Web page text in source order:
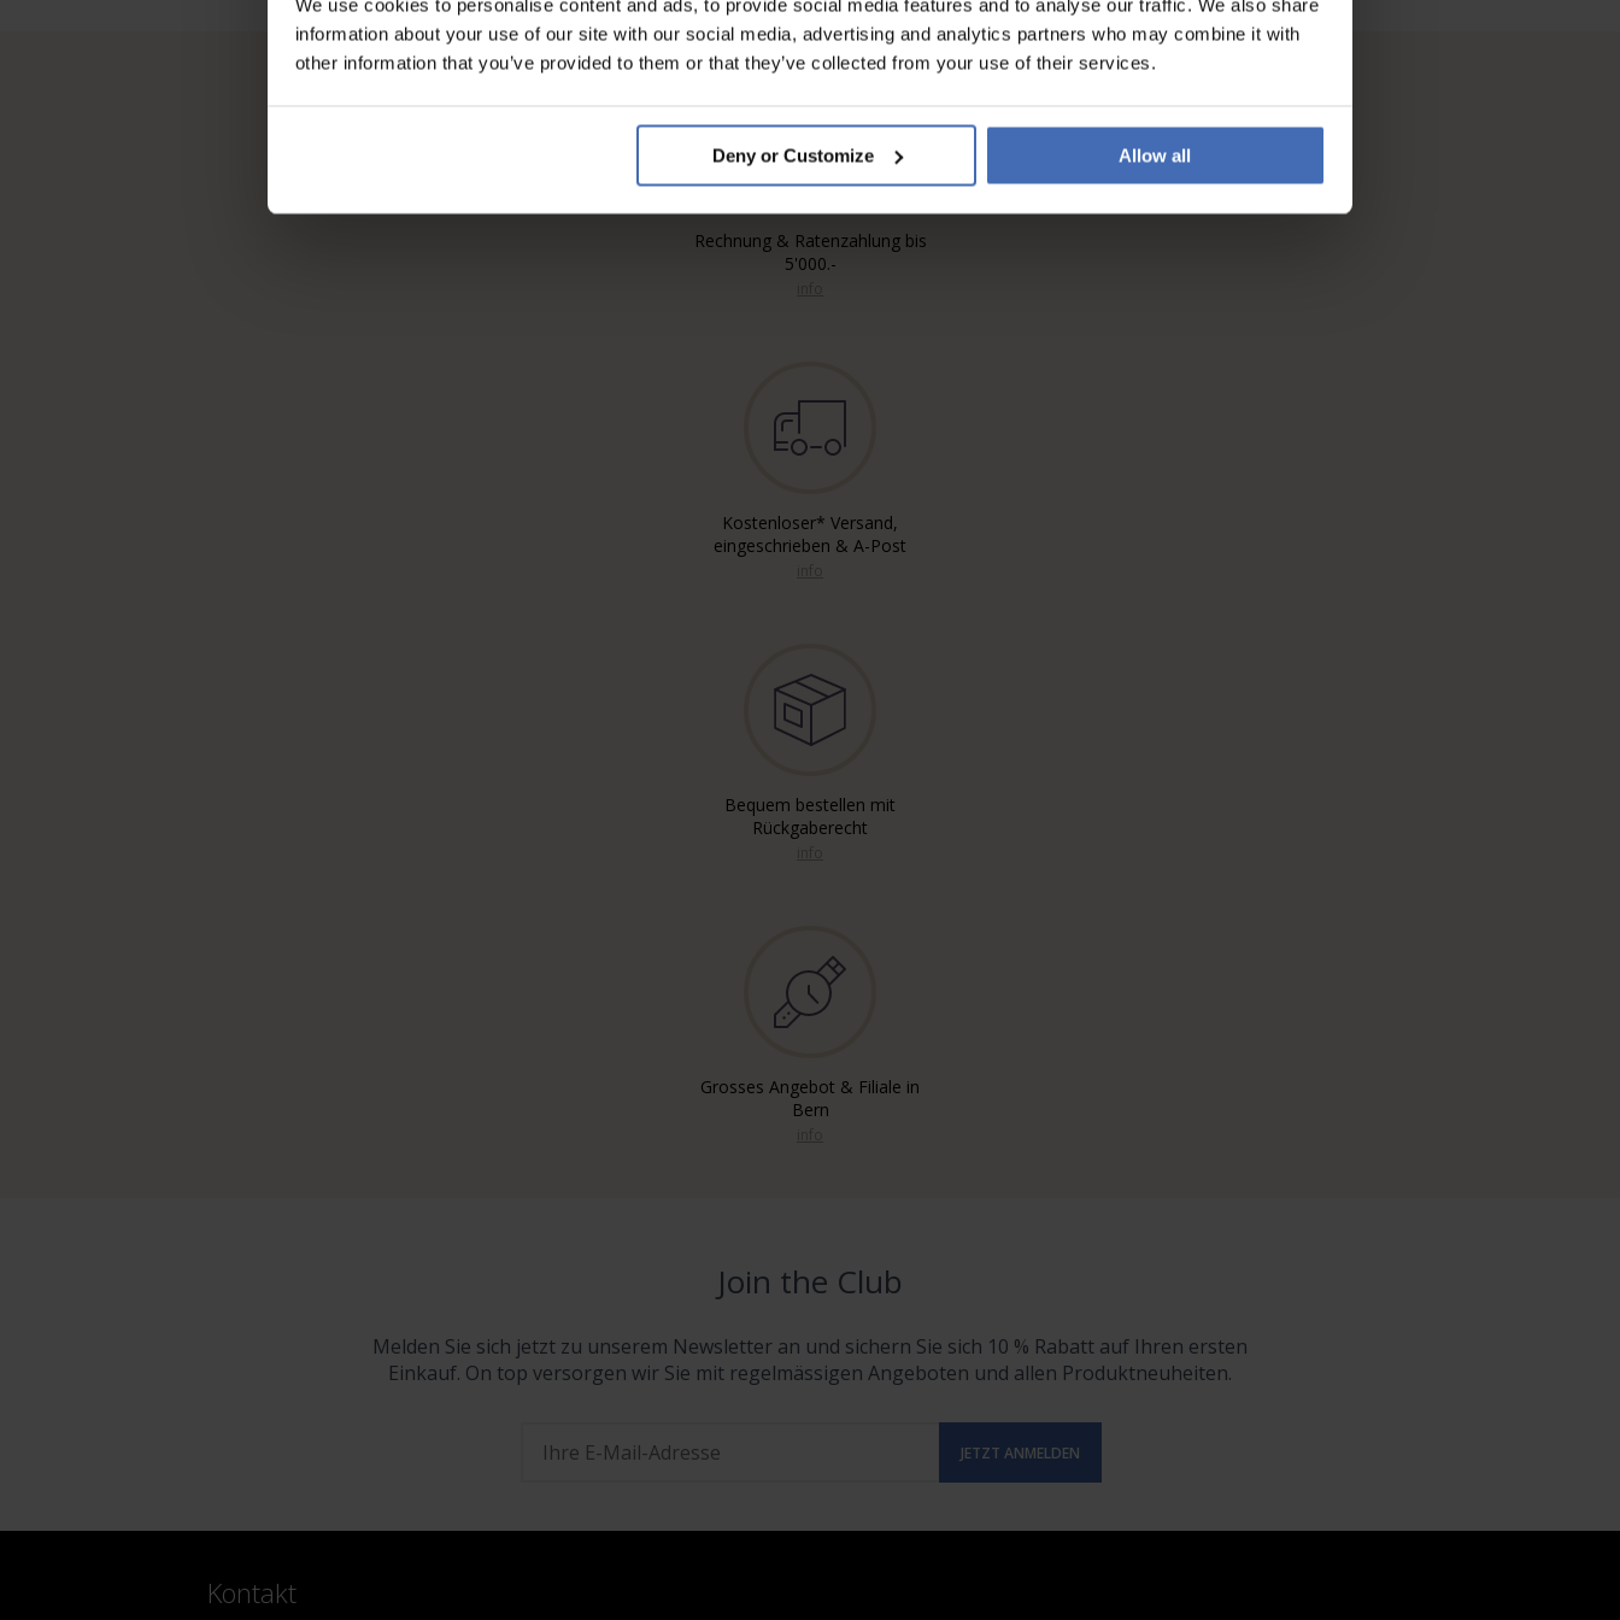
We use cookies to personalise content and ads, to provide social media features and to analyse our traffic. We also share
information about your use of our site with our social media, advertising and analytics partners who may combine it with
other information that you’ve provided to them or that they’ve collected from your use of their services.
Deny or Customize Allow all
Rechnung & Ratenzahlung bis
5'000.-
Kostenloser* Versand,
eingeschrieben & A-Post
Bequem bestellen mit
Rückgaberecht
Grosses Angebot & Filiale in
Bern
Join the Club
Melden Sie sich jetzt zu unserem Newsletter an und sichern Sie sich 10 % Rabatt auf Ihren ersten
Einkauf. On top versorgen wir Sie mit regelmässigen Angeboten und allen Produktneuheiten.
Kontakt